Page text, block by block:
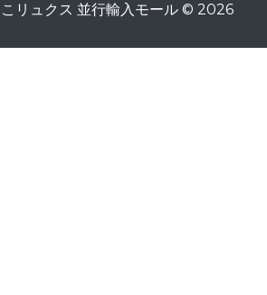
リュクス 並行輸入モール © 2026